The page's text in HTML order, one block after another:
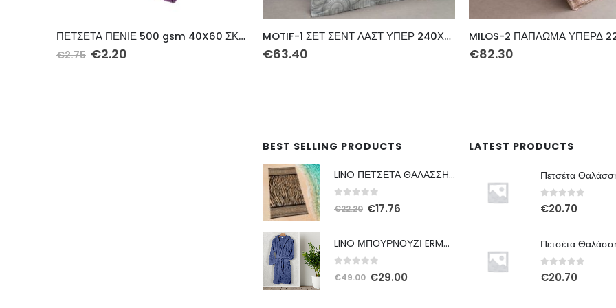
MOTIF-1 ΣΕΤ ΣΕΝΤ ΛΑΣΤ ΥΠΕΡ 240Χ260 4ΤΕΜ
€63.40
MILOS-2 ΠΑΠΛΩΜΑ ΥΠΕΡΔ 220Χ230
€82.30 €60.80
BEST SELLING PRODUCTS
LINO ΠΕΤΣΕΤΑ ΘΑΛΑΣΣΗΣ AFRICAN BROWN 86X160
out of 5
€22.20 Original
was:
€22.20.
€17.76
τιμή
€17.76.
LINO ΜΠΟΥΡΝΟΥΖΙ ERMA DBLUE S
out of 5
€49.00 Original
€29.00
LATEST PRODUCTS
0out of 5
€20.70
0out of 5
€20.70